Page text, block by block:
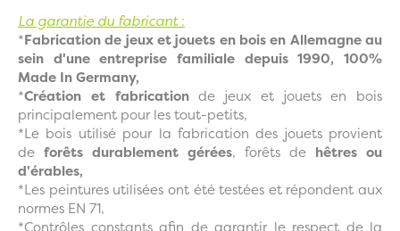
La garantie du fabricant:
*Fabrication de jeux et jouets en bois en Allemagne au
sein d'une entreprise familiale depuis 1990, 100%
Made In Germany,
*Création et fabricationde jeux et jouets en bois
principalement pour les tout-petits,
*Le bois utilisé pour la fabrication des jouets provient
de forêts durablement gérées, forêts de hêtres ou
d'érables,
*Les peintures utilisées ont été testées et répondent aux
normes EN 71,